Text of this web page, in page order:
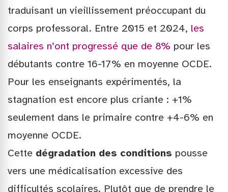
traduisant un vieillissement préoccupant du
corps professoral. Entre 2015 et 2024, les
salaires n’ont progressé que de 8% pour les
débutants contre 16-17% en moyenne OCDE.
Pour les enseignants expérimentés, la
stagnation est encore plus criante : +1%
seulement dans le primaire contre +4-6% en
moyenne OCDE.
Cette dégradation des conditions pousse
vers une médicalisation excessive des
difficultés scolaires. Plutôt que de prendre le